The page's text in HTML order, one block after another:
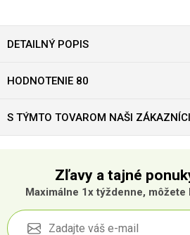
DETAILNÝ POPIS
HODNOTENIE 80
S TÝMTO TOVAROM NAŠI
Zľavy a tajné
Maximálne 1x týždenne,